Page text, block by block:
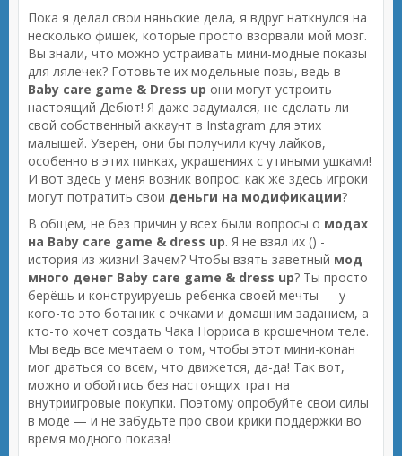
Пока я делал свои няньские дела, я вдруг наткнулся на
несколько фишек, которые просто взорвали мой мозг.
Вы знали, что можно устраивать мини-модные показы
для лялечек? Готовьте их модельные позы, ведь в
Baby care game & Dress up они могут устроить
настоящий Дебют! Я даже задумался, не сделать ли
свой собственный аккаунт в Instagram для этих
малышей. Уверен, они бы получили кучу лайков,
особенно в этих пинках, украшениях с утиными ушками!
И вот здесь у меня возник вопрос: как же здесь игроки
могут потратить свои деньги на модификации?
В общем, не без причин у всех были вопросы о модах
на Baby care game & dress up. Я не взял их () -
история из жизни! Зачем? Чтобы взять заветный мод
много денег Baby care game & dress up? Ты просто
берёшь и конструируешь ребенка своей мечты — у
кого-то это ботаник с очками и домашним заданием, а
кто-то хочет создать Чака Норриса в крошечном теле.
Мы ведь все мечтаем о том, чтобы этот мини-конан
мог драться со всем, что движется, да-да! Так вот,
можно и обойтись без настоящих трат на
внутриигровые покупки. Поэтому опробуйте свои силы
в моде — и не забудьте про свои крики поддержки во
время модного показа!